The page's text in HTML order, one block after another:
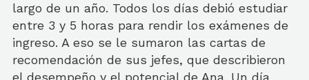
largo de un año. Todos los días debió estudiar
entre 3 y 5 horas para rendir los exámenes de
ingreso. A eso se le sumaron las cartas de
recomendación de sus jefes, que describieron
el desempeño y el potencial de Ana. Un día